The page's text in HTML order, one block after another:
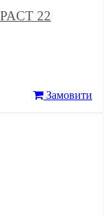
22
Замовити